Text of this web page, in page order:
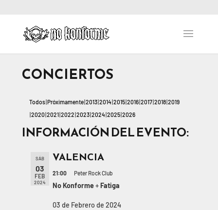
CONCIERTOS
Todos Próximamente 2013 2014 2015 2016 2017 2018 2019
2020 2021 2022 2023 2024 2025 2026
INFORMACIÓN DEL EVENTO:
SÁB
03
FEB
2024
VALENCIA
21:00 Peter Rock Club
No Konforme+ Fatiga
03 de Febrero de 2024